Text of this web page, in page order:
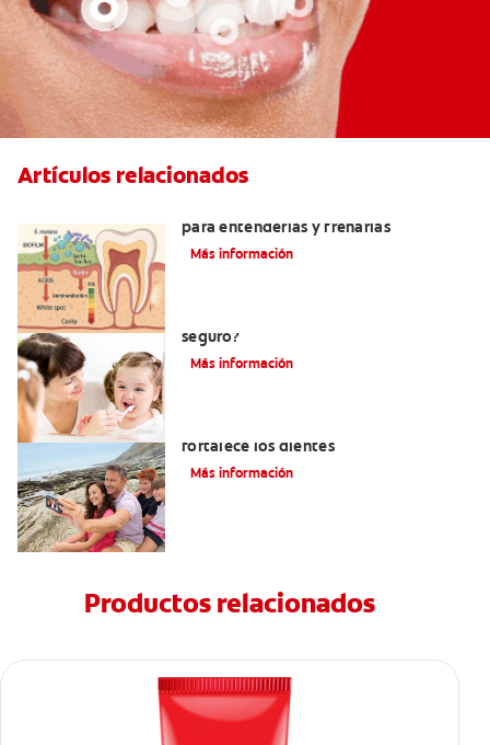
Artículos relacionados
para entenderlas y frenarlas
Más información
seguro?
Más información
fortalece los dientes
Más información
Productos relacionados